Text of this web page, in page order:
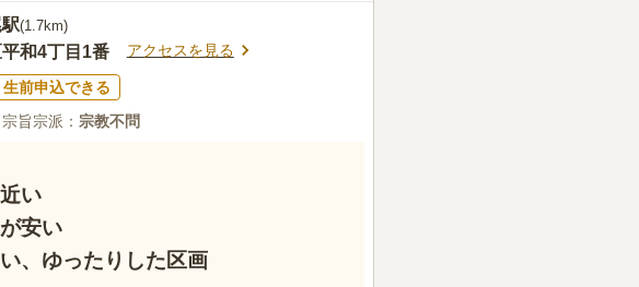
駅(1.7km)
和4丁目1番 アクセスを見る
生前申込できる
旨宗派： 宗教不問
い
安い
、ゆったりした区画